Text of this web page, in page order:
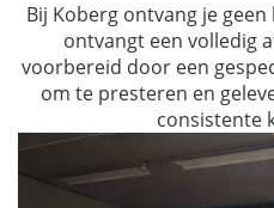
Bij Koberg ontvang je
ontvangt een volledig
voorbereid door een
om te presteren en
consistente